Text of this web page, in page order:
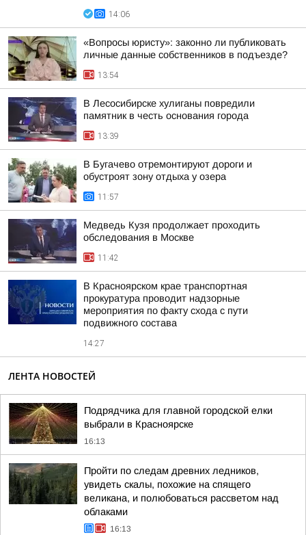
14:06
«Вопросы юристу»: законно ли публиковать
личные данные собственников в подъезде?
13:54
В Лесосибирске хулиганы повредили
памятник в честь основания города
13:39
В Бугачево отремонтируют дороги и
обустроят зону отдыха у озера
11:57
Медведь Кузя продолжает проходить
обследования в Москве
11:42
В Красноярском крае транспортная
прокуратура проводит надзорные
мероприятия по факту схода с пути
подвижного состава
14:27
ЛЕНТА НОВОСТЕЙ
Подрядчика для главной городской елки
выбрали в Красноярске
16:13
Пройти по следам древних ледников,
увидеть скалы, похожие на спящего
великана, и полюбоваться рассветом над
облаками
16:13